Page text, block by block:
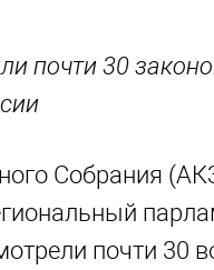
почти 30
Собрания
почти 30